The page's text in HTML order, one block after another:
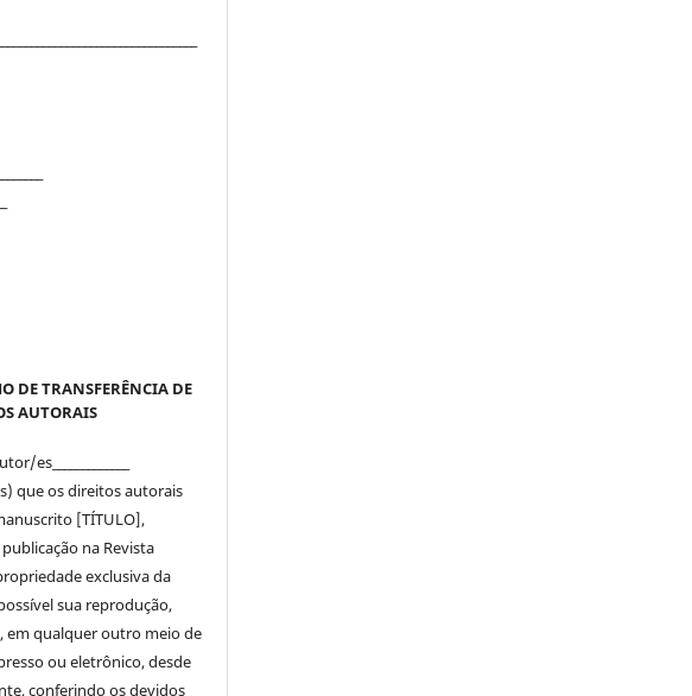
DE TRANSFERÊNCIA DE
AUTORAIS
es_____________
que os direitos autorais
[TÍTULO],
na Revista
exclusiva da
sua reprodução,
em qualquer outro meio de
ou eletrônico, desde
conferindo os devidos